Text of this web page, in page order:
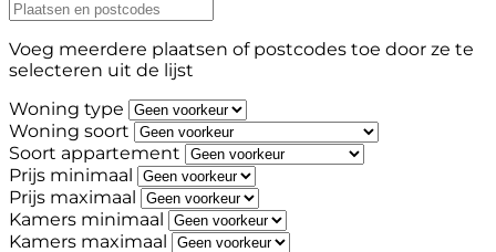
Voeg meerdere plaatsen of postcodes toe door ze te
selecteren uit de lijst
Woning type
Woning soort
Soort appartement
Prijs minimaal
Prijs maximaal
Kamers minimaal
Kamers maximaal